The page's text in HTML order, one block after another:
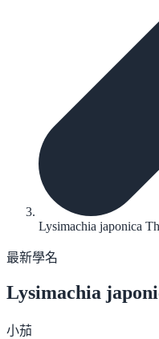
Lysimachia japonica
最新學名
Lysimachia
小茄